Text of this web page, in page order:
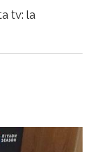
tv: la